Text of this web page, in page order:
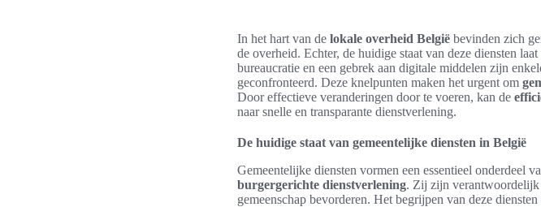
In het hart van de lokale overheid België bevinden zich
de overheid. Echter, de huidige staat van deze diensten
bureaucratie en een gebrek aan digitale middelen zijn
geconfronteerd. Deze knelpunten maken het urgent om
Door effectieve veranderingen door te voeren, kan de
naar snelle en transparante dienstverlening.
De huidige staat van gemeentelijke diensten in België
Gemeentelijke diensten vormen een essentieel onderdeel
burgergerichte dienstverlening. Zij zijn verantwoordelijk
gemeenschap bevorderen. Het begrijpen van deze